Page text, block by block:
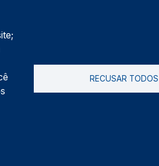
RECUSAR TODOS